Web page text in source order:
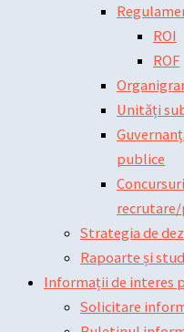
ROI
ROF
Unități
publice
Strategia de
Rapoarte și
Informații de interes
Solicitare